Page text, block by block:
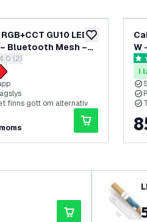
lägg till i
GU10 LED-
Bluetooth Mesh –
recensionspanel
(2)
finns gott om alternativ
W
4.7
I